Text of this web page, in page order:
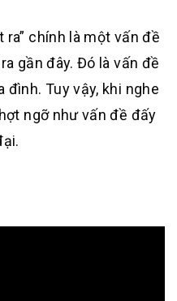
chính là một vấn đề
gần đây. Đó là vấn đề
đình. Tuy vậy, khi nghe
ngỡ như vấn đề đấy